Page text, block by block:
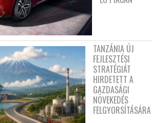
TANZÁNIA ÚJ
FEJLESZTÉSI
STRATÉGIÁT
HIRDETETT A
GAZDASÁGI
NÖVEKEDÉS
FELGYORSÍTÁSÁRA